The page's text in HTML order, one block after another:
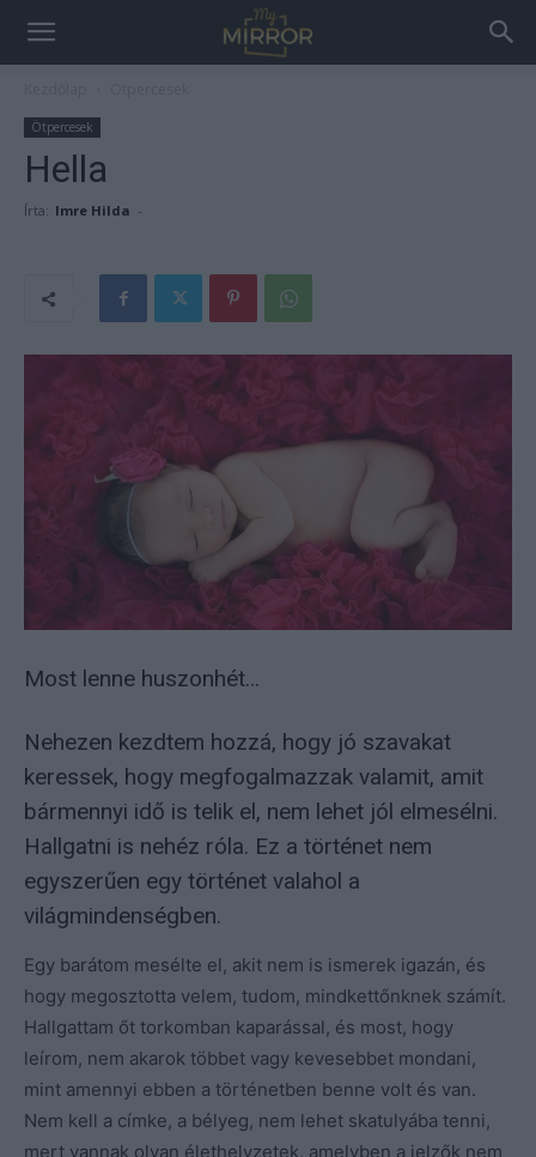
Ötpercesek
Hella
Írta: Imre Hilda -
Most lenne huszonhét…
Nehezen kezdtem hozzá, hogy jó szavakat
keressek, hogy megfogalmazzak valamit, amit
bármennyi idő is telik el, nem lehet jól elmesélni.
Hallgatni is nehéz róla. Ez a történet nem
egyszerűen egy történet valahol a
világmindenségben.
Egy barátom mesélte el, akit nem is ismerek igazán, és
hogy megosztotta velem, tudom, mindkettőnknek számít.
Hallgattam őt torkomban kaparással, és most, hogy
leírom, nem akarok többet vagy kevesebbet mondani,
mint amennyi ebben a történetben benne volt és van.
Nem kell a címke, a bélyeg, nem lehet skatulyába tenni,
mert vannak olyan élethelyzetek, amelyben a jelzők nem